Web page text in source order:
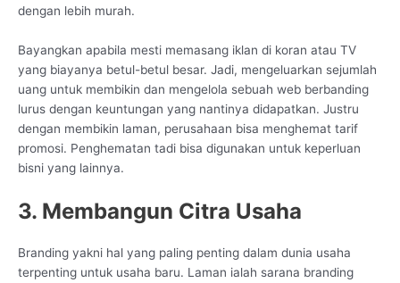
dengan lebih murah.
Bayangkan apabila mesti memasang iklan di koran atau TV
yang biayanya betul-betul besar. Jadi, mengeluarkan sejumlah
uang untuk membikin dan mengelola sebuah web berbanding
lurus dengan keuntungan yang nantinya didapatkan. Justru
dengan membikin laman, perusahaan bisa menghemat tarif
promosi. Penghematan tadi bisa digunakan untuk keperluan
bisni yang lainnya.
3. Membangun Citra Usaha
Branding yakni hal yang paling penting dalam dunia usaha
terpenting untuk usaha baru. Laman ialah sarana branding